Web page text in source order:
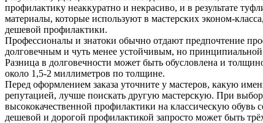
профилактику неаккуратно и некрасиво, и в результате
материалы, которые используют в мастерских эконом-
дешевой профилактики.
Профессионалы и знатоки обычно отдают предпочтение
долговечным и чуть менее устойчивым, но принципиальной
Разница в долговечности может быть обусловлена и
около 1,5-2 миллиметров по толщине.
Перед оформлением заказа уточните у мастеров, какую
репутацией, лучше поискать другую мастерскую. При
высококачественной профилактики на классическую
дешевой и дорогой профилактикой запросто может быть